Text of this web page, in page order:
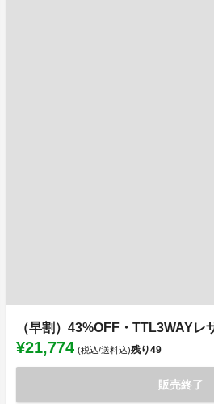
（早割）43%OFF・TTL3WAYレ
¥21,774 (税込/送料込)残り49
販売終了